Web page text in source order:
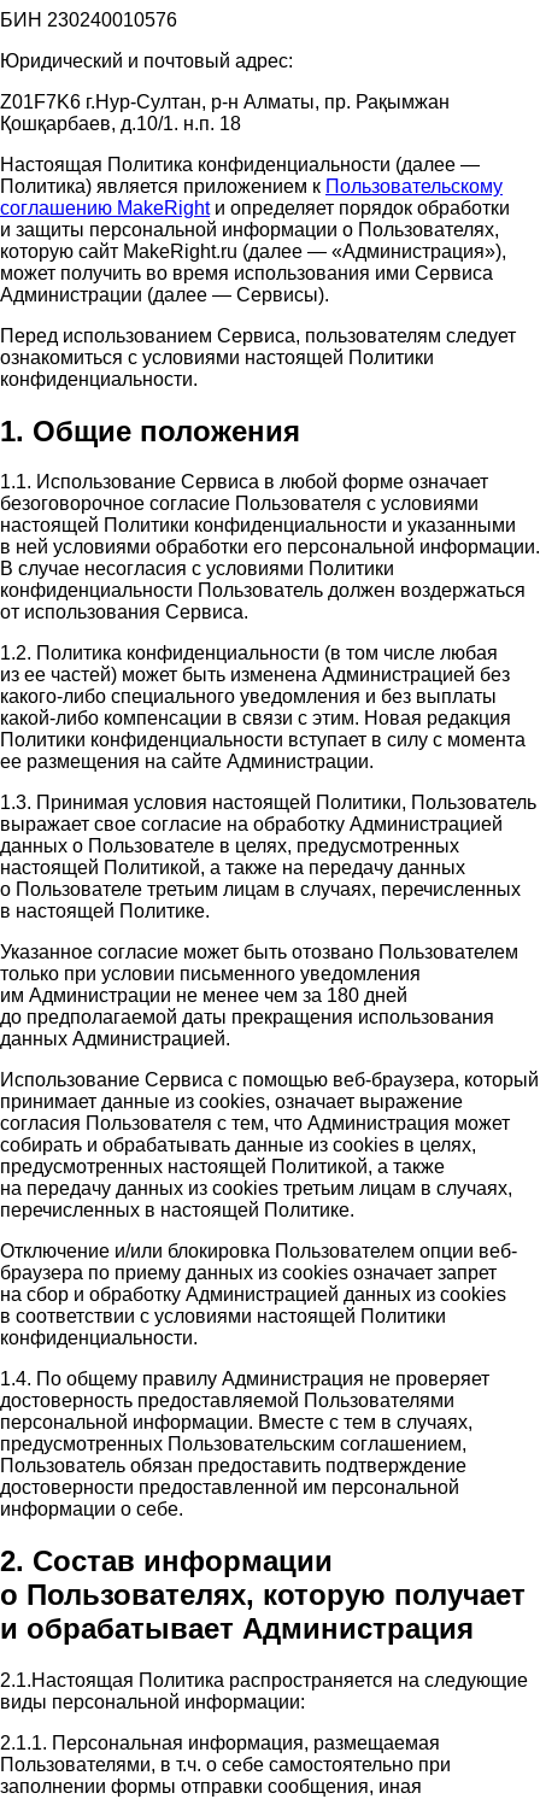
БИН 230240010576
Юридический и почтовый адрес:
Z01F7K6 г.Нур-Султан, р-н Алматы, пр. Рақымжан
Қошқарбаев, д.10/1. н.п. 18
Настоящая Политика конфиденциальности (далее —
Политика) является приложением к Пользовательскому
соглашению MakeRightи определяет порядок обработки
и защиты персональной информации о Пользователях,
которую сайт MakeRight.ru (далее — «Администрация»),
может получить во время использования ими Cервиса
Администрации (далее — Сервисы).
Перед использованием Сервиса, пользователям следует
ознакомиться с условиями настоящей Политики
конфиденциальности.
1. Общие положения
1.1. Использование Сервиса в любой форме означает
безоговорочное согласие Пользователя с условиями
настоящей Политики конфиденциальности и указанными
в ней условиями обработки его персональной информации.
В случае несогласия с условиями Политики
конфиденциальности Пользователь должен воздержаться
от использования Сервиса.
1.2. Политика конфиденциальности (в том числе любая
из ее частей) может быть изменена Администрацией без
какого-либо специального уведомления и без выплаты
какой-либо компенсации в связи с этим. Новая редакция
Политики конфиденциальности вступает в силу с момента
ее размещения на сайте Администрации.
1.3. Принимая условия настоящей Политики, Пользователь
выражает свое согласие на обработку Администрацией
данных о Пользователе в целях, предусмотренных
настоящей Политикой, а также на передачу данных
о Пользователе третьим лицам в случаях, перечисленных
в настоящей Политике.
Указанное согласие может быть отозвано Пользователем
только при условии письменного уведомления
им Администрации не менее чем за 180 дней
до предполагаемой даты прекращения использования
данных Администрацией.
Использование Сервиса с помощью веб-браузера, который
принимает данные из cookies, означает выражение
согласия Пользователя с тем, что Администрация может
собирать и обрабатывать данные из cookies в целях,
предусмотренных настоящей Политикой, а также
на передачу данных из cookies третьим лицам в случаях,
перечисленных в настоящей Политике.
Отключение и/или блокировка Пользователем опции веб-
браузера по приему данных из cookies означает запрет
на сбор и обработку Администрацией данных из cookies
в соответствии с условиями настоящей Политики
конфиденциальности.
1.4. По общему правилу Администрация не проверяет
достоверность предоставляемой Пользователями
персональной информации. Вместе с тем в случаях,
предусмотренных Пользовательским соглашением,
Пользователь обязан предоставить подтверждение
достоверности предоставленной им персональной
информации о себе.
2. Состав информации
о Пользователях, которую получает
и обрабатывает Администрация
2.1.Настоящая Политика распространяется на следующие
виды персональной информации:
2.1.1. Персональная информация, размещаемая
Пользователями, в т.ч. о себе самостоятельно при
заполнении формы отправки сообщения, иная